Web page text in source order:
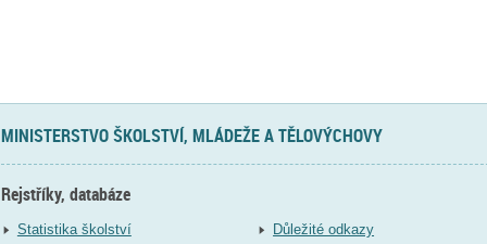
MINISTERSTVO ŠKOLSTVÍ, MLÁDEŽE A TĚLOVÝCHOVY
Rejstříky, databáze
Statistika školství
Důležité odkazy